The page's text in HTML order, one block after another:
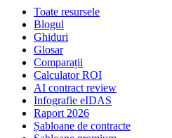
Toate resursele
Blogul
Ghiduri
Glosar
Comparații
Calculator ROI
AI contract review
Infografie eIDAS
Raport 2026
Șabloane de contracte